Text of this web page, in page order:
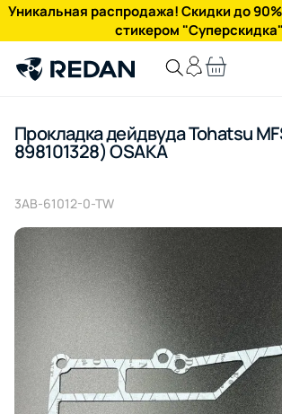
Уникальная распродажа! Скидки до
стикером
Прокладка дейдвуда Tohatsu
898101328) OSAKA
3AB-61012-0-TW